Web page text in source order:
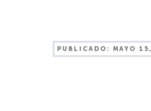
PUBLICADO: MAYO